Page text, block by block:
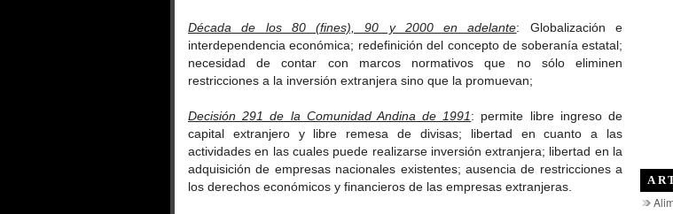
Década de los 80 (fines), 90 y 2000 en adelante: Globalización e
interdependencia económica; redefinición del concepto de soberanía estatal;
necesidad de contar con marcos normativos que no sólo eliminen
restricciones a la inversión extranjera sino que la promuevan;
Decisión 291 de la Comunidad Andina de 1991: permite libre ingreso de
capital extranjero y libre remesa de divisas; libertad en cuanto a las
actividades en las cuales puede realizarse inversión extranjera; libertad en la
adquisición de empresas nacionales existentes; ausencia de restricciones a
los derechos económicos y financieros de las empresas extranjeras.